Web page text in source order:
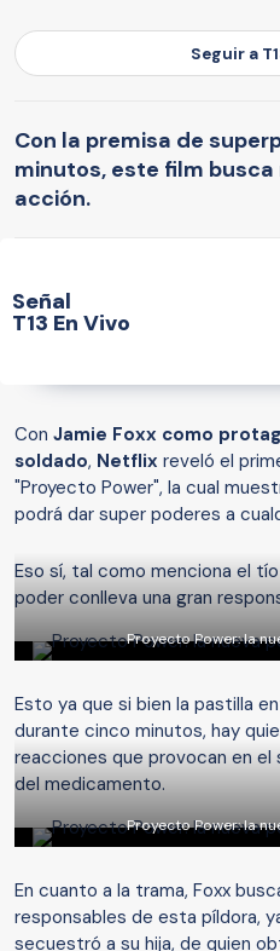
Seguir a
Con la premisa de
minutos, este film
acción.
Señal
T13 En Vivo
Con Jamie Foxx como
soldado, Netflix reveló el
"Proyecto Power", la cual
podrá dar super poderes a
Eso sí, tal como menciona el
poder conlleva una gran
Proyecto Power: la
Esto ya que si bien la pastilla
durante cinco minutos, hay
reacciones que provocan en
del medicamento.
Proyecto Power: la
En cuanto a la trama, Foxx
responsables de esta píldora,
secuestró a su hija, de quien